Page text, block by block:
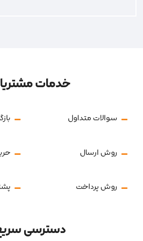
خدمات
سوالات متداول
روش ارسال
روش پرداخت
دسترسی